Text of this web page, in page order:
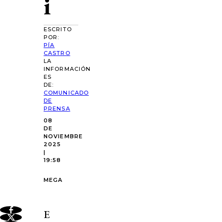
ESCRITO
POR:
PÍA
CASTRO
LA
INFORMACIÓN
ES
DE:
COMUNICADO
DE
PRENSA
08
DE
NOVIEMBRE
2025
|
19:58
MEGA
E